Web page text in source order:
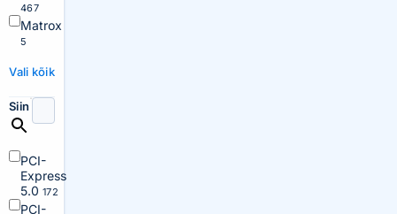
467
Matrox
5
Vali kõik
Siin
PCI-
Express
5.0 172
PCI-